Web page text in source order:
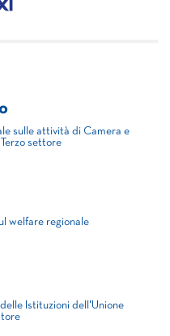
sulle attività di Camera e
settore
welfare regionale
Istituzioni dell'Unione